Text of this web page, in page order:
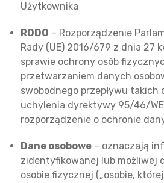
Użytkownika
RODO – Rozporządzenie
Rady (UE) 2016/679 z dnia 27
sprawie ochrony osób
przetwarzaniem danych
swobodnego przepływu takich
uchylenia dyrektywy 95/46/
rozporządzenie o ochronie
Dane osobowe – oznaczają
zidentyfikowanej lub możliwej
osobie fizycznej („osobie,